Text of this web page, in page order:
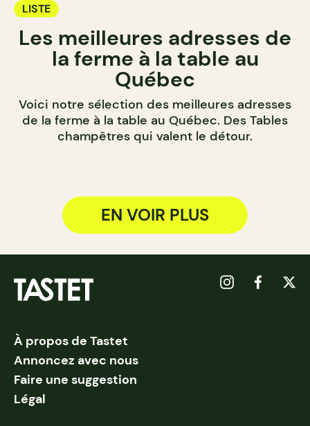
LISTE
Les meilleures adresses de
la ferme à la table au
Québec
Voici notre sélection des meilleures adresses
de la ferme à la table au Québec. Des Tables
champêtres qui valent le détour.
EN VOIR PLUS
À propos de Tastet
Annoncez avec nous
Faire une suggestion
Légal